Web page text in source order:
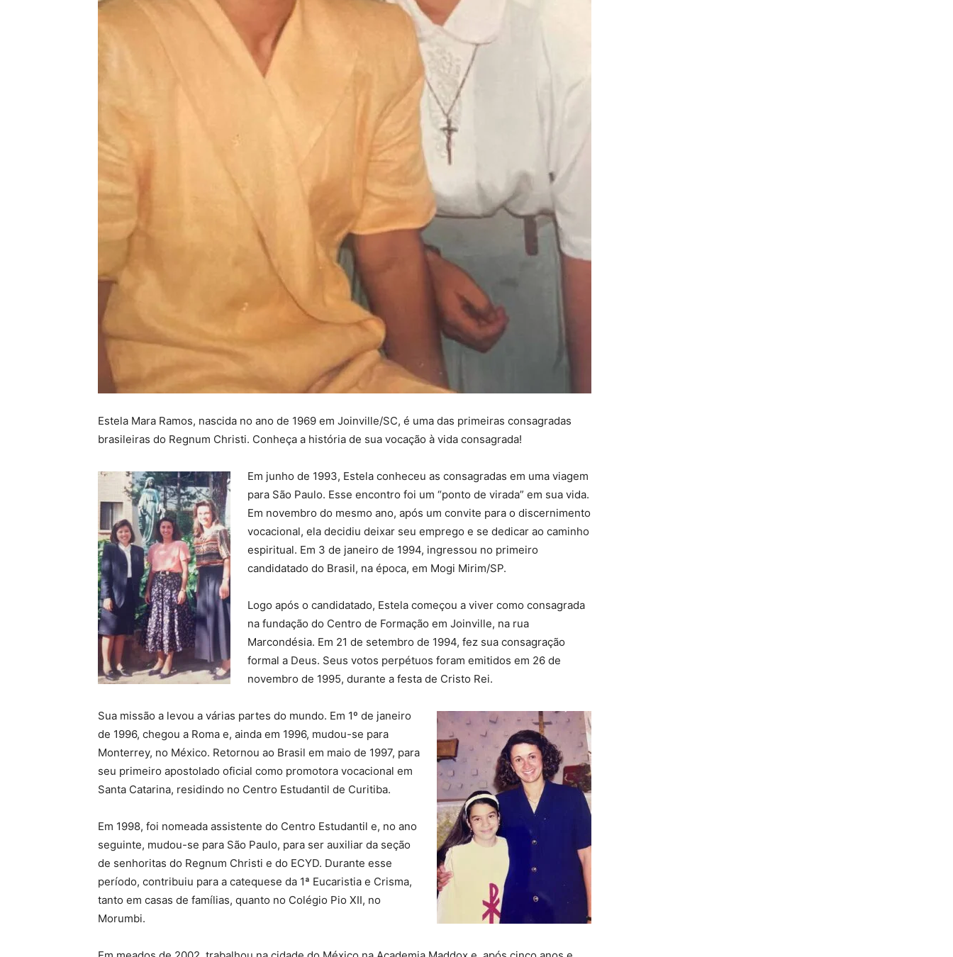
Estela Mara Ramos, nascida no ano de 1969 em Joinville/SC, é uma das primeiras consagradas
brasileiras do Regnum Christi. Conheça a história de sua vocação à vida consagrada!
Em junho de 1993, Estela conheceu as consagradas em uma viagem
para São Paulo. Esse encontro foi um “ponto de virada” em sua vida.
Em novembro do mesmo ano, após um convite para o discernimento
vocacional, ela decidiu deixar seu emprego e se dedicar ao caminho
espiritual. Em 3 de janeiro de 1994, ingressou no primeiro
candidatado do Brasil, na época, em Mogi Mirim/SP.
Logo após o candidatado, Estela começou a viver como consagrada
na fundação do Centro de Formação em Joinville, na rua
Marcondésia. Em 21 de setembro de 1994, fez sua consagração
formal a Deus. Seus votos perpétuos foram emitidos em 26 de
novembro de 1995, durante a festa de Cristo Rei.
Sua missão a levou a várias partes do mundo. Em 1º de janeiro
de 1996, chegou a Roma e, ainda em 1996, mudou-se para
Monterrey, no México. Retornou ao Brasil em maio de 1997, para
seu primeiro apostolado oficial como promotora vocacional em
Santa Catarina, residindo no Centro Estudantil de Curitiba.
Em 1998, foi nomeada assistente do Centro Estudantil e, no ano
seguinte, mudou-se para São Paulo, para ser auxiliar da seção
de senhoritas do Regnum Christi e do ECYD. Durante esse
período, contribuiu para a catequese da 1ª Eucaristia e Crisma,
tanto em casas de famílias, quanto no Colégio Pio XII, no
Morumbi.